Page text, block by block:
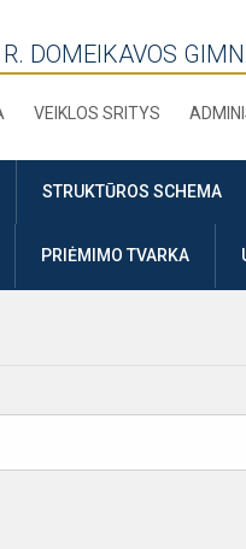
DOMEIKAVOS
VEIKLOS SRITYS
STRUKTŪROS SCHEMA
PRIĖMIMO TVARKA